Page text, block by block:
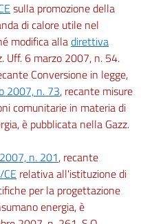
sulla promozione della
di calore utile nel
modifica alladirettiva
Uff. 6 marzo 2007, n. 54.
Conversione in legge,
2007, n. 73, recante misure
comunitarie in materia di
è pubblicata nella Gazz.
n. 201, recante
relativa all'istituzione di
per la progettazione
energia, è